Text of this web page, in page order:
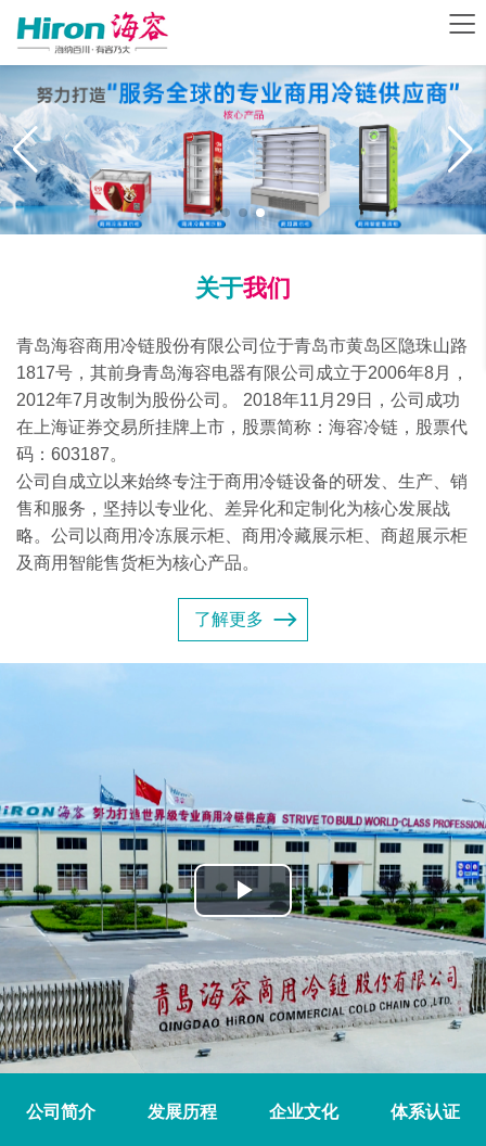
关于我们
青岛海容商用冷链股份有限公司位于青岛市黄岛区隐珠山路
1817号，其前身青岛海容电器有限公司成立于2006年8月，
2012年7月改制为股份公司。 2018年11月29日，公司成功
在上海证券交易所挂牌上市，股票简称：海容冷链，股票代
码：603187。
公司自成立以来始终专注于商用冷链设备的研发、生产、销
售和服务，坚持以专业化、差异化和定制化为核心发展战
略。公司以商用冷冻展示柜、商用冷藏展示柜、商超展示柜
及商用智能售货柜为核心产品。
了解更多
公司简介 发展历程 企业文化 体系认证
Play
Video